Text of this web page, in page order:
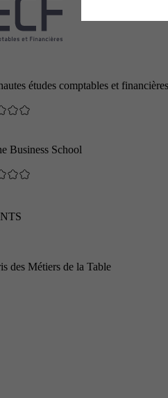
études comptables et financières
Business School
des Métiers de la Table